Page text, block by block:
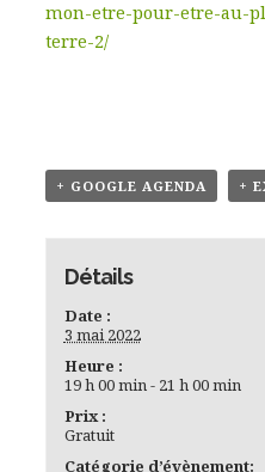
mon-etre-pour-etre-au-
terre-2/
+ GOOGLE AGENDA +
Détails
Date :
3 mai 2022
Heure :
19 h 00 min - 21 h 00 min
Prix :
Gratuit
Catégorie d’évènement: